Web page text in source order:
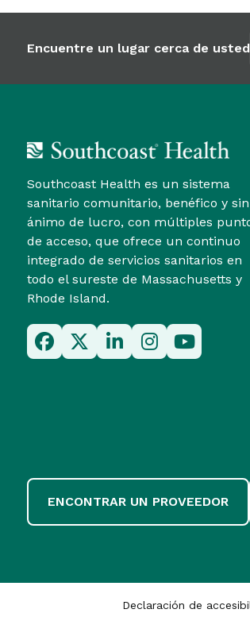
Encuentre un lugar cerca de usted
Southcoast Health es un sistema
sanitario comunitario, benéfico y sin
ánimo de lucro, con múltiples
de acceso, que ofrece un continuo
integrado de servicios sanitarios en
todo el sureste de Massachusetts y
Rhode Island.
ENCONTRAR UN PROVEEDOR
Declaración de